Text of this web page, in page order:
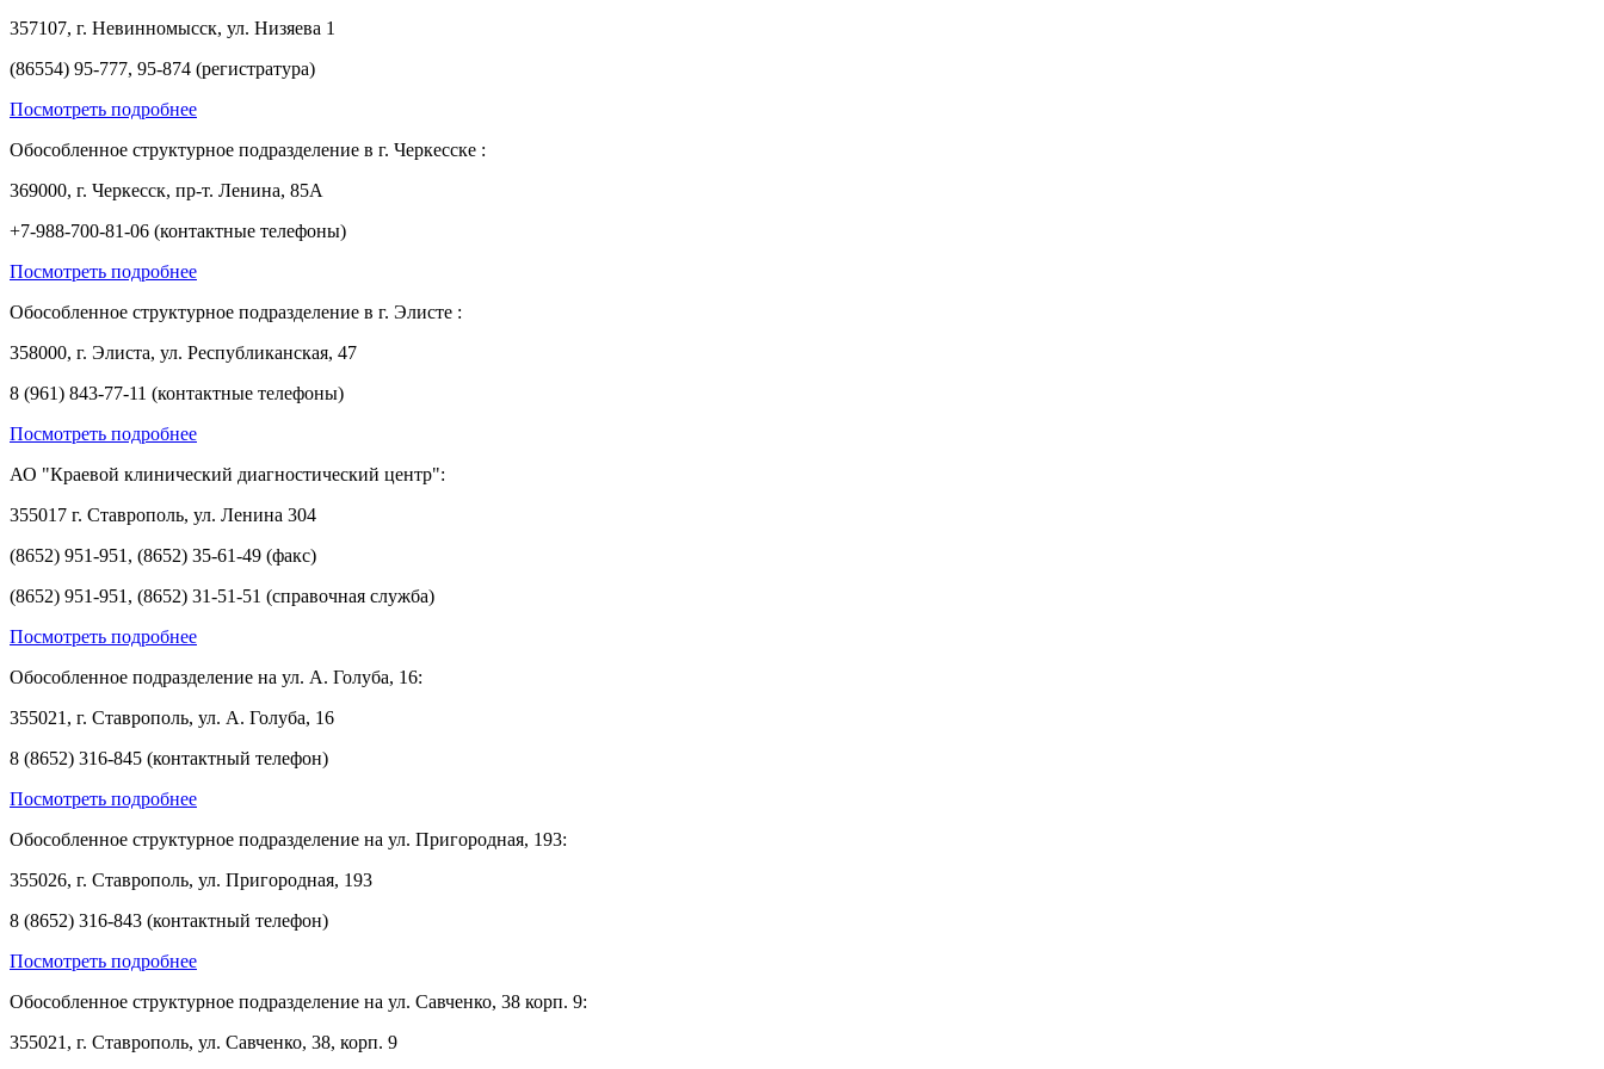
357107, г. Невинномысск, ул. Низяева 1
(86554) 95-777, 95-874 (регистратура)
Посмотреть подробнее
Обособленное структурное подразделение в г. Черкесске :
369000, г. Черкесск, пр-т. Ленина, 85А
+7-988-700-81-06 (контактные телефоны)
Посмотреть подробнее
Обособленное структурное подразделение в г. Элисте :
358000, г. Элиста, ул. Республиканская, 47
8 (961) 843-77-11 (контактные телефоны)
Посмотреть подробнее
АО "Краевой клинический диагностический центр":
355017 г. Ставрополь, ул. Ленина 304
(8652) 951-951, (8652) 35-61-49 (факс)
(8652) 951-951, (8652) 31-51-51 (справочная служба)
Посмотреть подробнее
Обособленное подразделение на ул. А. Голуба, 16:
355021, г. Ставрополь, ул. А. Голуба, 16
8 (8652) 316-845 (контактный телефон)
Посмотреть подробнее
Обособленное структурное подразделение на ул. Пригородная, 193:
355026, г. Ставрополь, ул. Пригородная, 193
8 (8652) 316-843 (контактный телефон)
Посмотреть подробнее
Обособленное структурное подразделение на ул. Савченко, 38 корп. 9:
355021, г. Ставрополь, ул. Савченко, 38, корп. 9